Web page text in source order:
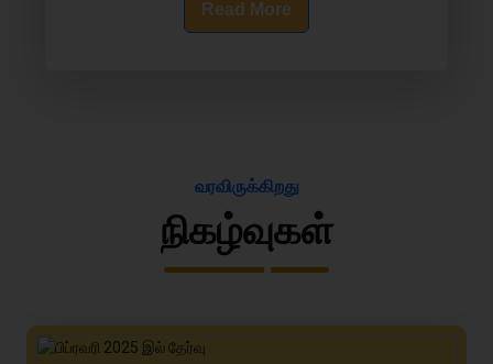
Read More
வரவிருக்கிறது
நிகழ்வுகள்